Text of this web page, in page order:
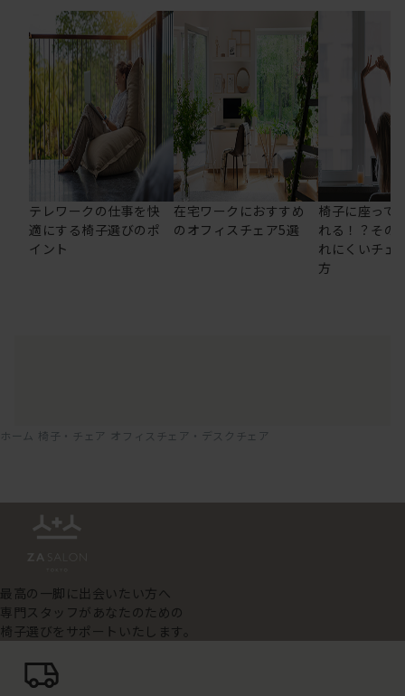
テレワークの仕事を快
適にする椅子選びのポ
イント
在宅ワークにおすすめ
のオフィスチェア5選
椅子に座って
れる！？その
れにくいチェ
方
ホーム 椅子・チェア オフィスチェア・デスクチェア
最高の一脚に出会いたい方へ
専門スタッフがあなたのための
椅子選びをサポートいたします。